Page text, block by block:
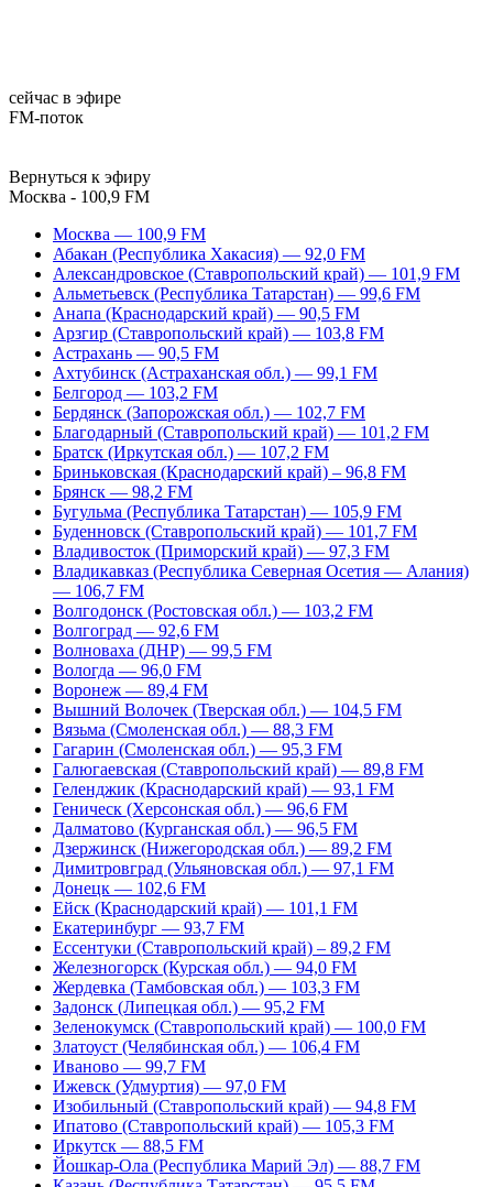
сейчас в эфире
FM-поток
Вернуться к эфиру
Москва - 100,9 FM
Москва — 100,9 FM
Абакан (Республика Хакасия) — 92,0 FM
Александровское (Ставропольский край) — 101,9 FM
Альметьевск (Республика Татарстан) — 99,6 FM
Анапа (Краснодарский край) — 90,5 FM
Арзгир (Ставропольский край) — 103,8 FM
Астрахань — 90,5 FM
Ахтубинск (Астраханская обл.) — 99,1 FM
Белгород — 103,2 FM
Бердянск (Запорожская обл.) — 102,7 FM
Благодарный (Ставропольский край) — 101,2 FM
Братск (Иркутская обл.) — 107,2 FM
Бриньковская (Краснодарский край) – 96,8 FM
Брянск — 98,2 FM
Бугульма (Республика Татарстан) — 105,9 FM
Буденновск (Ставропольский край) — 101,7 FM
Владивосток (Приморский край) — 97,3 FM
Владикавказ (Республика Северная Осетия — Алания)
— 106,7 FM
Волгодонск (Ростовская обл.) — 103,2 FM
Волгоград — 92,6 FM
Волноваха (ДНР) — 99,5 FM
Вологда — 96,0 FM
Воронеж — 89,4 FM
Вышний Волочек (Тверская обл.) — 104,5 FM
Вязьма (Смоленская обл.) — 88,3 FM
Гагарин (Смоленская обл.) — 95,3 FM
Галюгаевская (Ставропольский край) — 89,8 FM
Геленджик (Краснодарский край) — 93,1 FM
Геническ (Херсонская обл.) — 96,6 FM
Далматово (Курганская обл.) — 96,5 FM
Дзержинск (Нижегородская обл.) — 89,2 FM
Димитровград (Ульяновская обл.) — 97,1 FM
Донецк — 102,6 FM
Ейск (Краснодарский край) — 101,1 FM
Екатеринбург — 93,7 FM
Ессентуки (Ставропольский край) – 89,2 FM
Железногорск (Курская обл.) — 94,0 FM
Жердевка (Тамбовская обл.) — 103,3 FM
Задонск (Липецкая обл.) — 95,2 FM
Зеленокумск (Ставропольский край) — 100,0 FM
Златоуст (Челябинская обл.) — 106,4 FM
Иваново — 99,7 FM
Ижевск (Удмуртия) — 97,0 FM
Изобильный (Ставропольский край) — 94,8 FM
Ипатово (Ставропольский край) — 105,3 FM
Иркутск — 88,5 FM
Йошкар-Ола (Республика Марий Эл) — 88,7 FM